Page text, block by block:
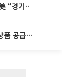
이란, 미국에 호르무즈 합의 조건 제시…美 “경기 아직 안 끝나” [종합]
‘회생 D-3주’ 홈플러스, 영업 재개에도 ‘상품 공급망’ 복구가 생존 관건